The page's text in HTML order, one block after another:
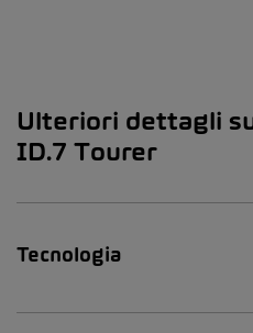
Ulteriori dettagli
ID.7 Tourer
Tecnologia